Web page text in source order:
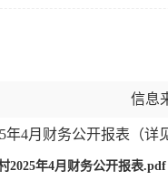
信息
4月财务公开报表（详见
2025年4月财务公开报表.pdf